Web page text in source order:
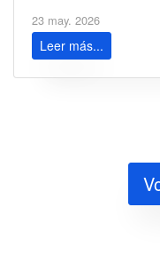
23 may. 2026
Leer más...